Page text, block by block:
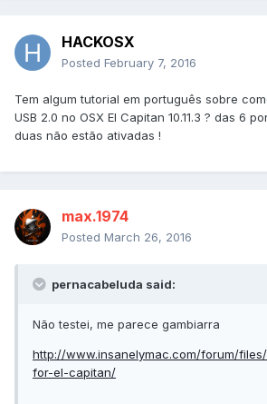
HACKOSX
Posted February 7, 2016
Tem algum tutorial em português sobre
USB 2.0 no OSX El Capitan 10.11.3 ? das 6
duas não estão ativadas !
max.1974
Posted March 26, 2016
pernacabeluda said:
Não testei, me parece gambiarra
http://www.insanelymac.com/forum/
for-el-capitan/